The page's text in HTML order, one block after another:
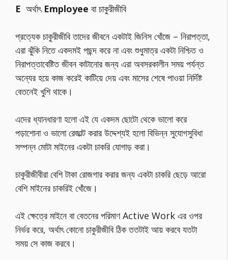
E অর্থাৎ Employee বা চাকুরীজীবি
প্রত্যেক চাকুরীজীবি তাদের জীবনে একটাই জিনিস খোঁজে – নিরাপত্তা,
এরা ঝুঁকি নিতে একদমই পছন্দ করে না এবং শুধুমাত্র একটা নিশ্চিত ও
নিরাপত্তাবেষ্টিত জীবন কাটানোর জন্য এরা অবসরকালীন সময় পর্যন্ত
অন্যের হয়ে কাজ করেই কাটিয়ে দেয় এবং মাসের শেষে পাওয়া নির্দিষ্ট
বেতনেই খুশি থাকে।
এদের ধ্যানধারণা হলো এই যে একদম ছোটো থেকে ভালো করে
পড়াশোনা ও ভালো রেজাল্ট করার উদ্দেশ্যই হলো বিভিন্ন সুযোগসুবিধা
সম্পন্ন মোটা মাইনের একটা চাকরি যোগাড় করা।
চাকুরীজীবীরা বেশি টাকা রোজগার করার জন্য একটা চাকরি ছেড়ে আরো
বেশি মাইনের চাকরিই খোঁজে।
এই ক্ষেত্রে মাইনে বা বেতনের পরিমাণ Active Work এর ওপর
নির্ভর করে, অর্থাৎ কোনো চাকুরীজীবি ঠিক ততটাই আয় করবে যতটা
সময় সে কাজ করবে।